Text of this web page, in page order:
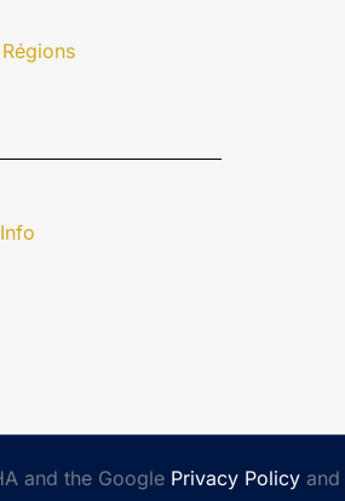
and the Google Privacy Policy and